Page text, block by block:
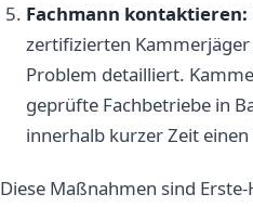
Fachmann kontaktieren:
zertifizierten Kammerjäger
Problem detailliert.
geprüfte Fachbetriebe in
innerhalb kurzer Zeit
Diese Maßnahmen sind